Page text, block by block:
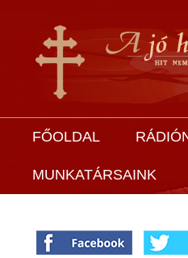
FŐOLDAL
MUNKATÁRSAINK